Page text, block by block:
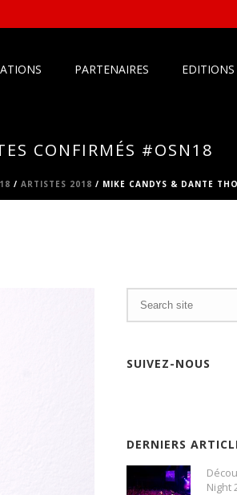
PARTENAIRES EDITIONS
CONFIRMÉS #OSN18
/ ARTISTES 2018 / MIKE CANDYS & DANTE
SUIVEZ-NOUS
DERNIERS
Night